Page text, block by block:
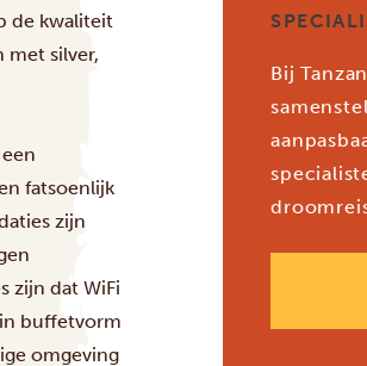
de kwaliteit
met silver,
fatsoenlijk
zijn
zijn dat WiFi
buffetvorm
omgeving
Bij